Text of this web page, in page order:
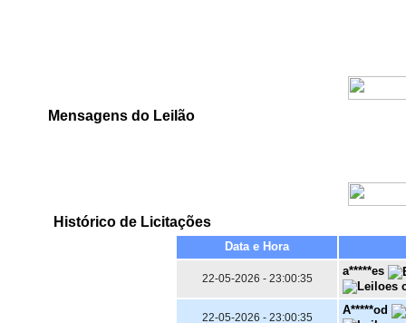
Mensagens do Leilão
Histórico de Licitações
Data e Hora
22-05-2026 - 23:00:35
a*****es
22-05-2026 - 23:00:35
A*****od